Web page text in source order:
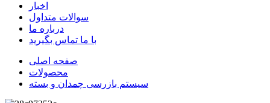
اخبار
سوالات متداول
درباره ما
با ما تماس بگیرید
صفحه اصلی
محصولات
سیستم بازرسی چمدان و بسته